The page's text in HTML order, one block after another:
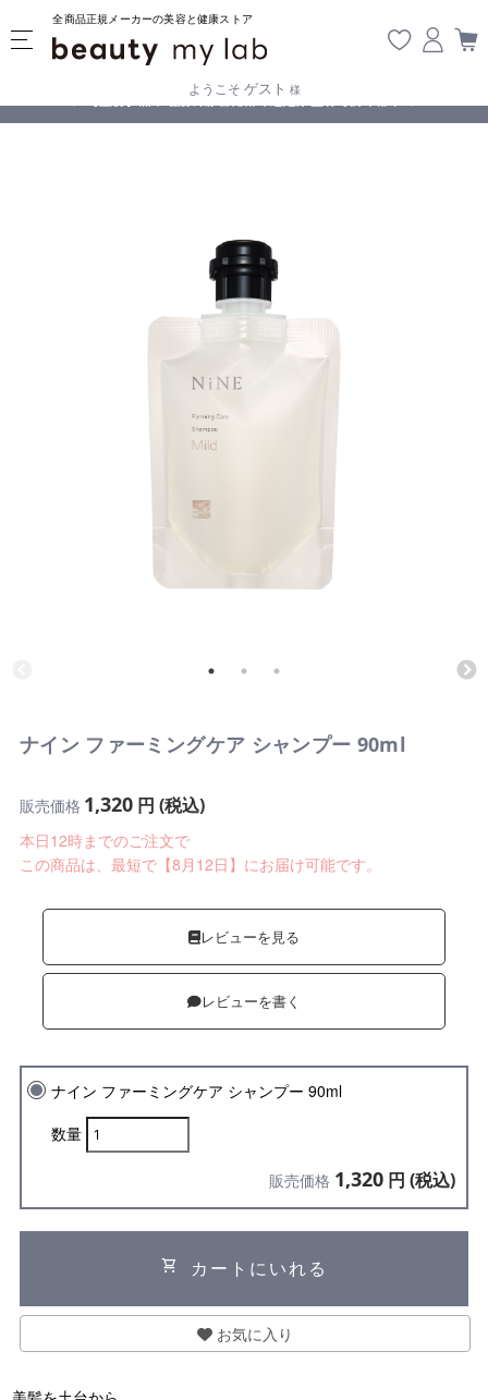
全商品正規メーカーの美容と健康ストア
ようこそ ゲスト 様
【重要】熊本地震の影響により遅延が生じております
ナイン ファーミングケア シャンプー 90ml
販売価格 1,320円 (税込)
本日12時までのご注文で
この商品は、最短で【8月12日】にお届け可能です。
レビューを見る
レビューを書く
ナイン ファーミングケア シャンプー 90ml
数量
販売価格 1,320 円 (税込)
shopping_cart カートにいれる
お気に入り